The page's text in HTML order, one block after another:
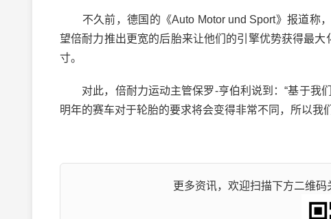
不久前，德国的《Auto Motor und Sport》报道称
望倍耐力推出更宽的后胎来让他们的引擎优势获得最
寸。
对此，倍耐力运动主管保罗-亨伯利说到：“基于我
明年的赛车对于轮胎的要求将会变得非常不同，所以我
更多资讯，欢迎扫描下方二维码